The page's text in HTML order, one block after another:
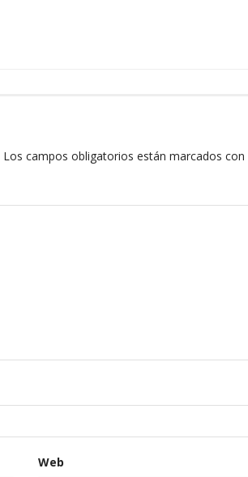
Los campos obligatorios están marcados con
Web